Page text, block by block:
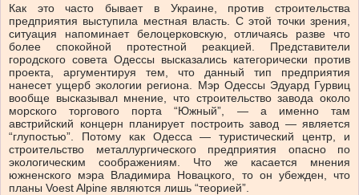
Как это часто бывает в Украине, против строительства
предприятия выступила местная власть. С этой точки зрения,
ситуация напоминает белоцерковскую, отличаясь разве что
более спокойной протестной реакцией. Представители
городского совета Одессы высказались категорически против
проекта, аргументируя тем, что данный тип предприятия
нанесет ущерб экологии региона. Мэр Одессы Эдуард Гурвиц
вообще высказывал мнение, что строительство завода около
морского торгового порта “Южный”, — а именно там
австрийский концерн планирует построить завод — является
“глупостью”. Потому как Одесса — туристический центр, и
строительство металлургического предприятия опасно по
экологическим соображениям. Что же касается мнения
южненского мэра Владимира Новацкого, то он убежден, что
планы Voest Alpine являются лишь “теорией”.